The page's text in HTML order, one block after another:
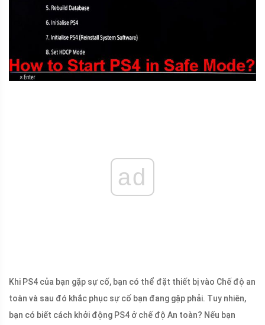
ad
Khi PS4 của bạn gặp sự cố, bạn có thể đặt thiết bị vào Chế độ an
toàn và sau đó khắc phục sự cố bạn đang gặp phải. Tuy nhiên,
bạn có biết cách khởi động PS4 ở chế độ An toàn? Nếu bạn